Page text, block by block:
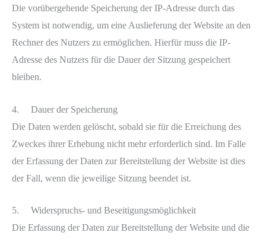
Die vorübergehende Speicherung der IP-Adresse durch das
System ist notwendig, um eine Auslieferung der Website an den
Rechner des Nutzers zu ermöglichen. Hierfür muss die IP-
Adresse des Nutzers für die Dauer der Sitzung gespeichert
bleiben.
4. Dauer der Speicherung
Die Daten werden gelöscht, sobald sie für die Erreichung des
Zweckes ihrer Erhebung nicht mehr erforderlich sind. Im Falle
der Erfassung der Daten zur Bereitstellung der Website ist dies
der Fall, wenn die jeweilige Sitzung beendet ist.
5. Widerspruchs- und Beseitigungsmöglichkeit
Die Erfassung der Daten zur Bereitstellung der Website und die